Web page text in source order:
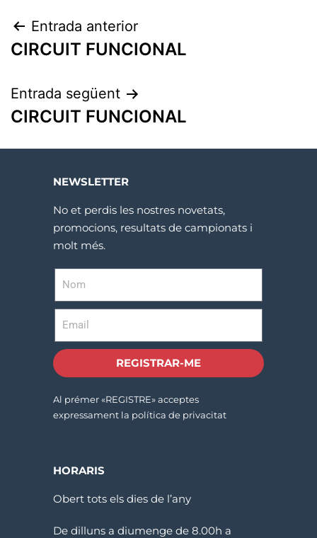
Entrada anterior
CIRCUIT FUNCIONAL
Entrada següent
CIRCUIT FUNCIONAL
NEWSLETTER
No et perdis les nostres novetats,
promocions, resultats de campionats i
molt més.
REGISTRAR-ME
Al prémer «REGISTRE» acceptes
expressament la política de privacitat
HORARIS
Obert tots els dies de l’any
De dilluns a diumenge de 8.00h a